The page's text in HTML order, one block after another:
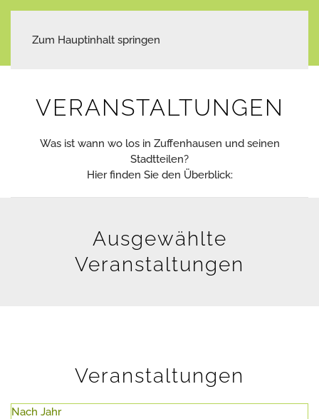
Zum Hauptinhalt springen
VERANSTALTUNGEN
Was ist wann wo los in Zuffenhausen und seinen
Stadtteilen?
Hier finden Sie den Überblick:
Ausgewählte
Veranstaltungen
Veranstaltungen
Nach Jahr